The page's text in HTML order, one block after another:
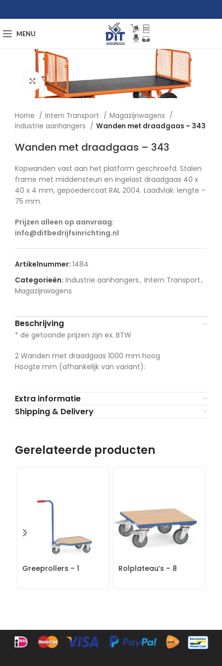
MENU
Afbeelding vergroten
Home Intern Transport
Magazijnwagens
Industrie aanhangers
Wanden met draadgaas – 343
Wanden met draadgaas – 343
Kopwanden vast aan het platform geschroefd. Stalen
frame met middensteun en ingelast draadgaas 40 x
40 x 4 mm, gepoedercoat RAL 2004. Laadvlak: lengte –
75 mm.
Prijzen alleen op aanvraag:
info@ditbedrijfsinrichting.nl
Artikelnummer: 1484
Categorieën: Industrie aanhangers, Intern Transport,
Magazijnwagens
Beschrijving
* de getoonde prijzen zijn ex. BTW
2 Wanden met draadgaas 1000 mm hoog
Hoogte mm (afhankelijk van variant):
Extra informatie
Shipping & Delivery
Gerelateerde producten
Greeprollers – 1 Rolplateau’s – 8